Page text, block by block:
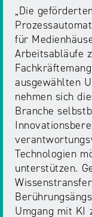
am
Standort
NRW
Werbung
Preis
für
mediale
Partizipation
Roadshow
gegen
Desinformation
Safer
Internet
Kontakt
&
Anfahrt
„Die
für
Arbeitsabläufe
ausgewählten
nehmen sich
Branche
Technologien
unterstützen.
Umgang mit KI